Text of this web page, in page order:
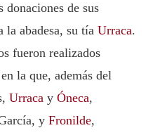
de sus
la abadesa, su tía Urraca.
fueron realizados
la que, además del
Urraca y Óneca,
y Fronilde,